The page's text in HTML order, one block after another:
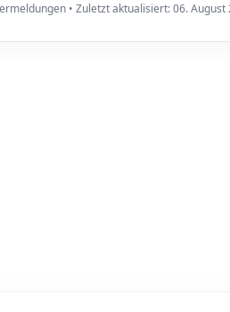
• Zuletzt aktualisiert: 06. August